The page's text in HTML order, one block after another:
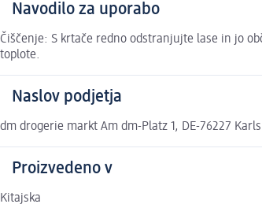
Navodilo za uporabo
Čiščenje: S krtače redno odstranjujte lase in jo
toplote.
Naslov podjetja
dm drogerie markt Am dm-Platz 1, DE-76227
Proizvedeno v
Kitajska